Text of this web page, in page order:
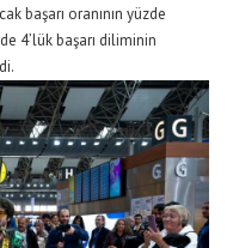
başarı oranının yüzde
4’lük başarı diliminin